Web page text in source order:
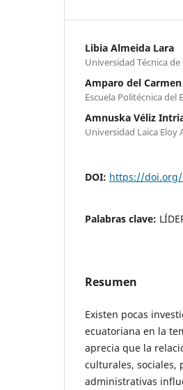
Libia Almeida Lara
Universidad Técnica
Amparo del
Escuela Politécnica del
Amnuska Véliz
Universidad Laica Eloy
DOI: https://doi.org/
Palabras clave:
Resumen
Existen pocas
ecuatoriana en la
aprecia que la
culturales, sociales,
administrativas